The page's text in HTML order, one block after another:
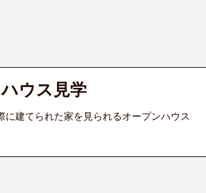
ウス見学
建てられた家を見られるオープンハウス